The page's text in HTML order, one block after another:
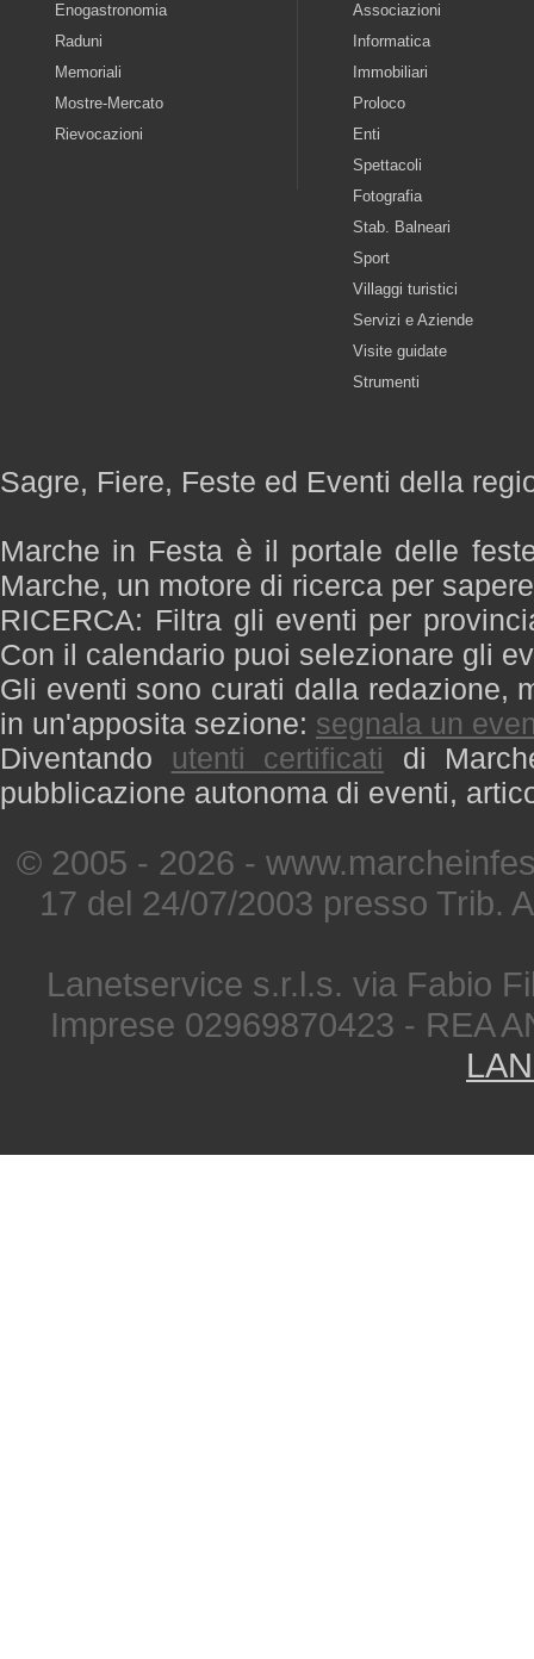
Enogastronomia
Raduni
Memoriali
Mostre-Mercato
Rievocazioni
Associazioni
Informatica
Immobiliari
Proloco
Enti
Spettacoli
Fotografia
Stab. Balneari
Sport
Villaggi turistici
Servizi e Aziende
Visite guidate
Strumenti
Sagre, Fiere, Feste ed Eventi della
Marche in Festa è il portale delle
Marche, un motore di ricerca per
RICERCA: Filtra gli eventi per
Con il calendario puoi selezionare gli
Gli eventi sono curati dalla redazione,
in un'apposita sezione: segnala un
Diventando utenti certificati di
pubblicazione autonoma di eventi,
© 2005 - 2026 -
17 del 24/07/2003 presso Trib.
Lanetservice s.r.l.s. via Fabio
Imprese 02969870423 - REA